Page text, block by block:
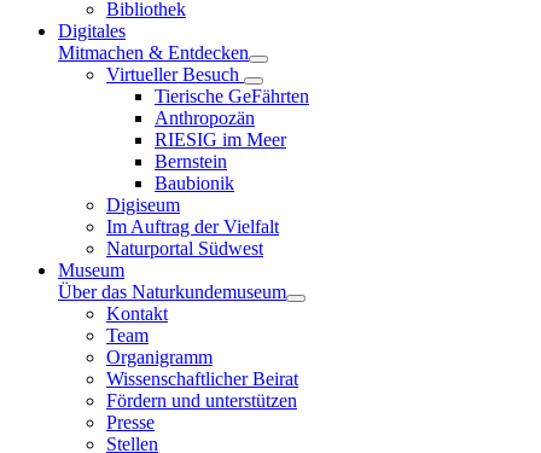
Bibliothek
Digitales
Mitmachen & Entdecken
Virtueller Besuch
Tierische GeFährten
Anthropozän
RIESIG im Meer
Bernstein
Baubionik
Digiseum
Im Auftrag der Vielfalt
Naturportal Südwest
Museum
Über das Naturkundemuseum
Kontakt
Team
Organigramm
Wissenschaftlicher Beirat
Fördern und unterstützen
Presse
Stellen